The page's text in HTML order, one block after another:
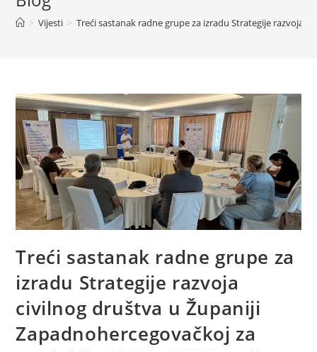
> Vijesti > Treći sastanak radne grupe za izradu Strategije razvoja
Treći sastanak radne grupe za
izradu Strategije razvoja
civilnog društva u Županiji
Zapadnohercegovačkoj za